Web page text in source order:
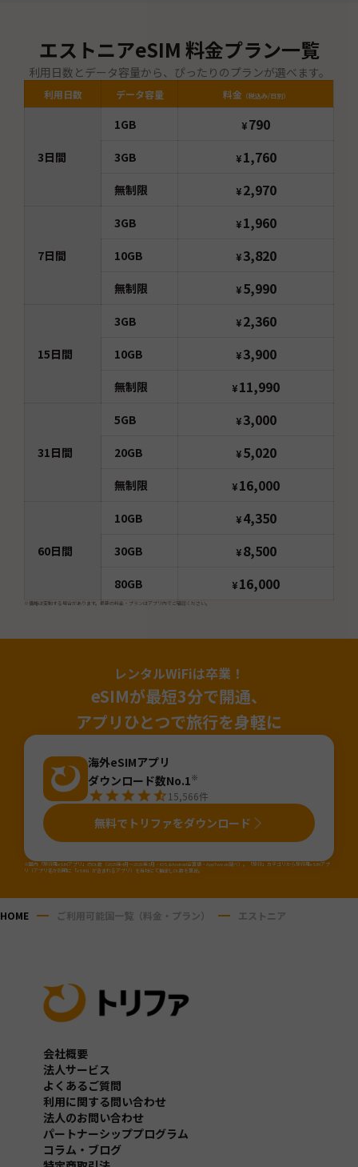
エストニアeSIM 料金プラン一覧
利用日数とデータ容量から、ぴったりのプランが選べます。
利用日数 データ容量 料金 （税込み/日別）
3日間
1GB ¥790
3GB ¥ 1,760
無制限 ¥ 2,970
7日間
3GB ¥ 1,960
10GB ¥ 3,820
無制限 ¥ 5,990
15日間
3GB ¥ 2,360
10GB ¥ 3,900
無制限 ¥11,990
31日間
5GB ¥ 3,000
20GB ¥ 5,020
無制限 ¥16,000
60日間
10GB ¥ 4,350
30GB ¥ 8,500
80GB ¥16,000
※価格は変動する場合があります。最新の料金・プランはアプリ内でご確認ください。
レンタルWiFiは卒業！
eSIMが最短3分で開通、
アプリひとつで旅行を身軽に
海外eSIMアプリ
ダウンロード数No.1※
15,566件
無料でトリファをダウンロード
※国内「旅行用eSIMアプリ」のDL数（2025年4月～2026年3月・iOS&Android合算値・AppTweak調べ）。「旅行」カテゴリから旅行用eSIMアプ
リ（アプリ名か説明に「eSIM」が含まれるアプリ）を当社にて抽出しDL数を算出。
HOME ご利用可能国一覧（料金・プラン） エストニア
会社概要
法人サービス
よくあるご質問
利用に関する問い合わせ
法人のお問い合わせ
パートナーシッププログラム
コラム・ブログ